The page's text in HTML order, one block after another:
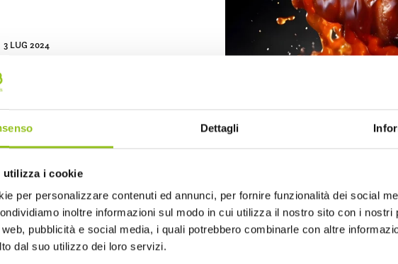
Dettagli
utilizza i cookie
per personalizzare contenuti ed annunci, per fornire funzionalità dei social
inoltre informazioni sul modo in cui utilizza il nostro sito con i nostri
pubblicità e social media, i quali potrebbero combinarle con altre
dal suo utilizzo dei loro servizi.
3 LUG 2024
A LEGGERE